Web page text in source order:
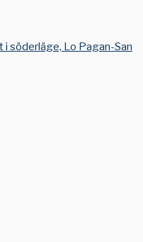
söderläge, Lo Pagan-San